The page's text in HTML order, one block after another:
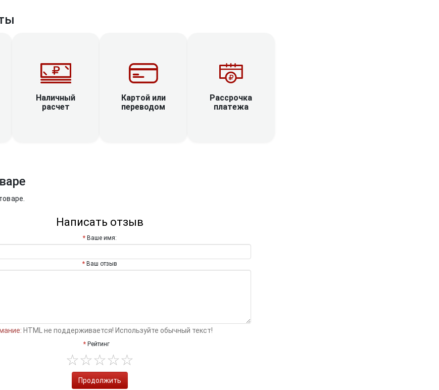
Наличный
расчет
Картой или
переводом
Рассрочка
платежа
Написать отзыв
Ваше имя:
Ваш отзыв
HTML не поддерживается! Используйте обычный текст!
Рейтинг
Продолжить